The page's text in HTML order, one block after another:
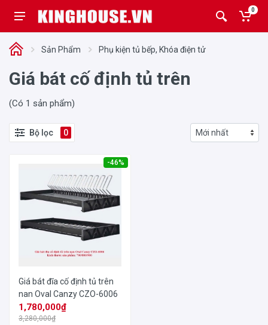
0
Sản Phẩm Phụ kiện tủ bếp, Khóa điện tử
Giá bát cố định tủ trên
(Có 1 sản phẩm)
Bộ lọc 0
-46%
Giá bát đĩa cố định tủ trên
nan Oval Canzy CZO-6006
1,780,000₫
3,280,000₫